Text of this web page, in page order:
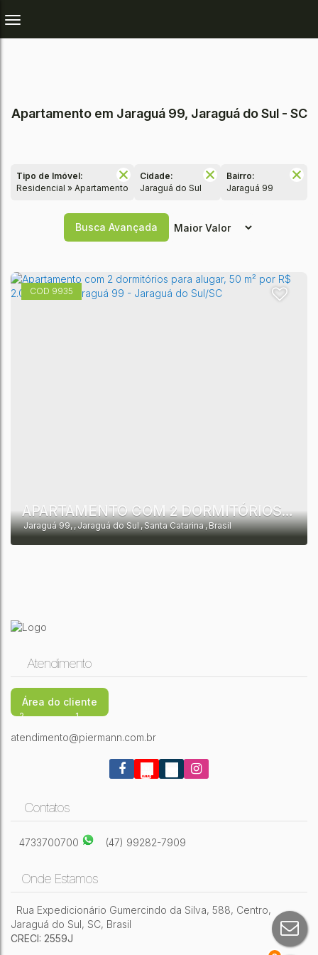
Apartamento em Jaraguá 99, Jaraguá do Sul - SC
Tipo de Imóvel:
Residencial » Apartamento
Cidade:
Jaraguá do Sul
Bairro:
Jaraguá 99
Busca Avançada
9935
APARTAMENTO COM 2 DORMITÓRIOS PARA ALUGAR, 50 M² POR R$ 2.000/MÊS - JARAGUÁ 99 - JARAGUÁ DO SUL/SC
Jaraguá 99 ,Jaraguá do Sul,Santa Catarina,Brasil
2 1
Atendimento
Área do cliente
atendimento@piermann.com.br
Contatos
4733700700 (47) 99282-7909
Onde Estamos
Rua Expedicionário Gumercindo da Silva, 588, Centro,
Jaraguá do Sul, SC, Brasil
CRECI: 2559J